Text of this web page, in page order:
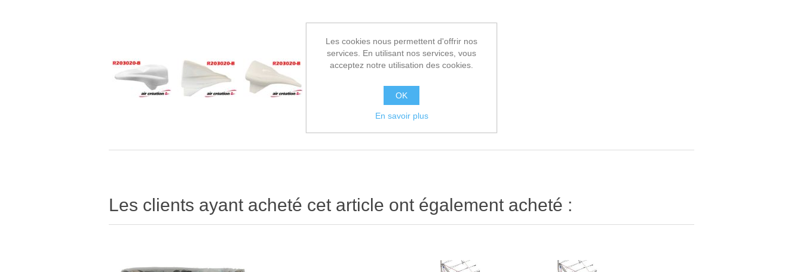
Les clients ayant acheté cet article ont également acheté :
Les cookies nous permettent d'offrir nos
services. En utilisant nos services, vous
acceptez notre utilisation des cookies.
OK
En savoir plus